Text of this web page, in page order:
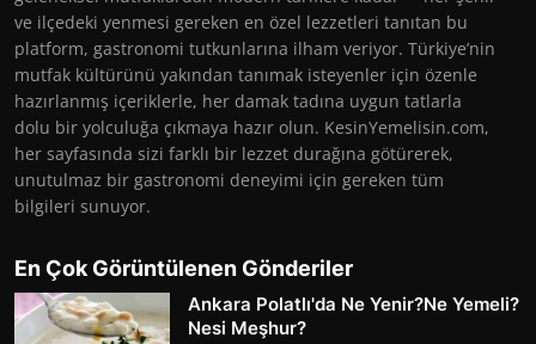
ve ilçedeki yenmesi gereken en özel lezzetleri tanıtan bu
platform, gastronomi tutkunlarına ilham veriyor. Türkiye’nin
mutfak kültürünü yakından tanımak isteyenler için özenle
hazırlanmış içeriklerle, her damak tadına uygun tatlarla
dolu bir yolculuğa çıkmaya hazır olun. KesinYemelisin.com,
her sayfasında sizi farklı bir lezzet durağına götürerek,
unutulmaz bir gastronomi deneyimi için gereken tüm
bilgileri sunuyor.
En Çok Görüntülenen Gönderiler
Ankara Polatlı'da Ne Yenir?Ne Yemeli?
Nesi Meşhur?